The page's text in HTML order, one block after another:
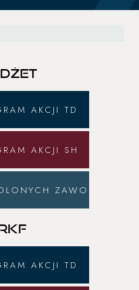
AKCJI TD
AKCJI SH
ZAWODNIKÓW
AKCJI TD